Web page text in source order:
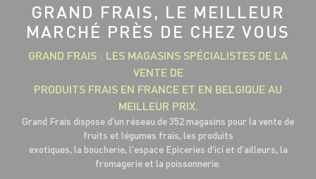
GRAND FRAIS, LE MEILLEUR
MARCHÉ PRÈS DE CHEZ VOUS
GRAND FRAIS : LES MAGASINS SPÉCIALISTES DE LA
VENTE DE
PRODUITS FRAIS EN FRANCE ET EN BELGIQUE AU
MEILLEUR PRIX.
Grand Frais dispose d'un réseau de 352 magasins pour la vente de
fruits et légumes frais, les produits
exotiques, la boucherie, l'espace Epiceries d'ici et d'ailleurs, la
fromagerie et la poissonnerie.